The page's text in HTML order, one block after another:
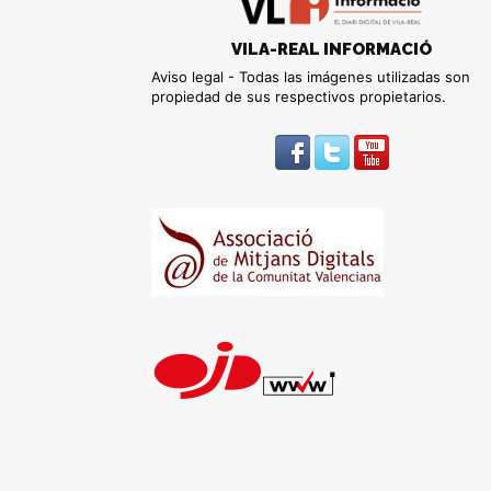
VILA-REAL INFORMACIÓ
Aviso legal - Todas las imágenes utilizadas son
propiedad de sus respectivos propietarios.